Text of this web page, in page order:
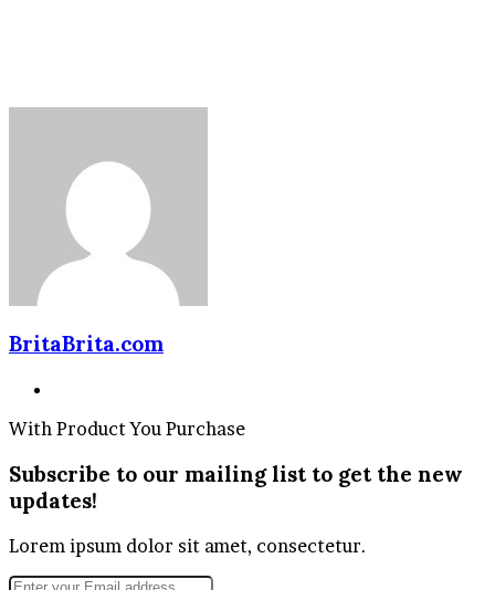
BritaBrita.com
With Product You Purchase
Subscribe to our mailing list to get the new
updates!
Lorem ipsum dolor sit amet, consectetur.
Enter